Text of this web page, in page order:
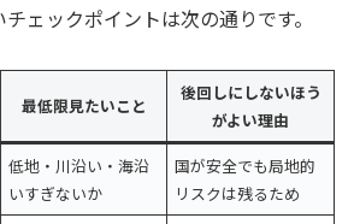
ェックポイントは次の通りです。
最低限見たいこと
後回しにしないほう
がよい理由
低地・川沿い・海沿
いすぎないか
国が安全でも局地的
リスクは残るため